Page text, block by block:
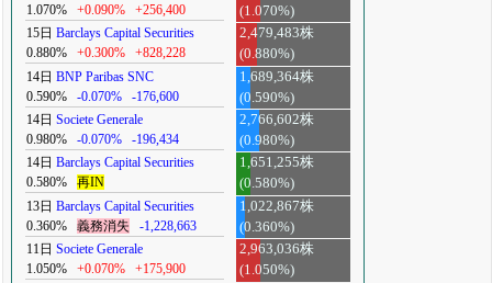
1.070%
+0.090% +256,400
(1.070%)
15日 Barclays Capital Securities
0.880%
+0.300% +828,228
2,479,483株
(0.880%)
14日 BNP Paribas SNC
0.590%
-0.070% -176,600
1,689,364株
(0.590%)
14日 Societe Generale
0.980%
-0.070% -196,434
2,766,602株
(0.980%)
14日 Barclays Capital Securities
0.580%
再IN
1,651,255株
(0.580%)
13日 Barclays Capital Securities
0.360%
義務消失 -1,228,663
1,022,867株
(0.360%)
11日 Societe Generale
1.050%
+0.070% +175,900
2,963,036株
(1.050%)